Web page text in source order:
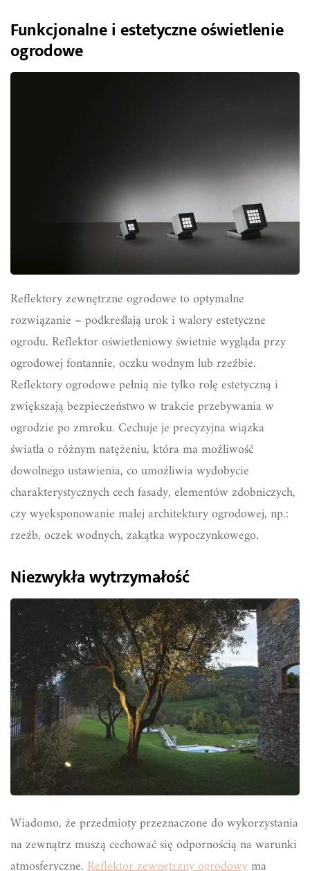
Funkcjonalne i estetyczne oświetlenie
ogrodowe
Reflektory zewnętrzne ogrodowe to optymalne
rozwiązanie – podkreślają urok i walory estetyczne
ogrodu. Reflektor oświetleniowy świetnie wygląda przy
ogrodowej fontannie, oczku wodnym lub rzeźbie.
Reflektory ogrodowe pełnią nie tylko rolę estetyczną i
zwiększają bezpieczeństwo w trakcie przebywania w
ogrodzie po zmroku. Cechuje je precyzyjna wiązka
światła o różnym natężeniu, która ma możliwość
dowolnego ustawienia, co umożliwia wydobycie
charakterystycznych cech fasady, elementów zdobniczych,
czy wyeksponowanie małej architektury ogrodowej, np.:
rzeźb, oczek wodnych, zakątka wypoczynkowego.
Niezwykła wytrzymałość
Wiadomo, że przedmioty przeznaczone do wykorzystania
na zewnątrz muszą cechować się odpornością na warunki